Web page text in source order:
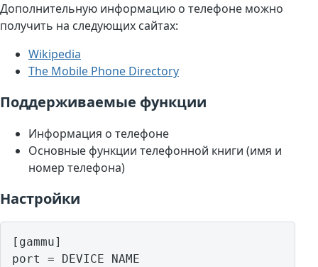
Дополнительную информацию о телефоне можно
получить на следующих сайтах:
Wikipedia
The Mobile Phone Directory
Поддерживаемые функции
Информация о телефоне
Основные функции телефонной книги (имя и
номер телефона)
Настройки
[gammu]
port = DEVICE NAME